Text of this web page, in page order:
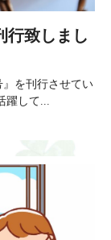
行致しまし
を刊行させてい
躍して...